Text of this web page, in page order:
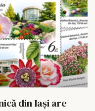
din Iași are